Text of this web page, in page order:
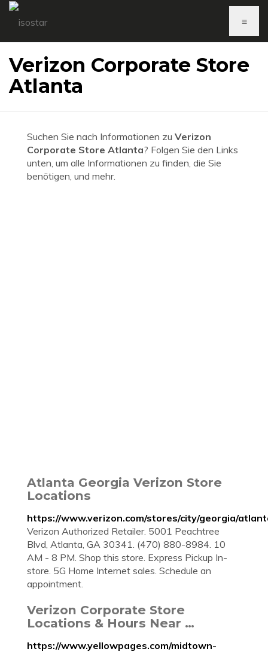
≡
Verizon Corporate Store
Atlanta
Suchen Sie nach Informationen zu Verizon
Corporate Store Atlanta? Folgen Sie den Links
unten, um alle Informationen zu finden, die Sie
benötigen, und mehr.
Atlanta Georgia Verizon Store
Locations
https://www.verizon.com/stores/city/georgia/
Verizon Authorized Retailer. 5001 Peachtree
Blvd, Atlanta, GA 30341. (470) 880-8984. 10
AM - 8 PM. Shop this store. Express Pickup In-
store. 5G Home Internet sales. Schedule an
appointment.
Verizon Corporate Store
Locations & Hours Near …
https://www.yellowpages.com/midtown-